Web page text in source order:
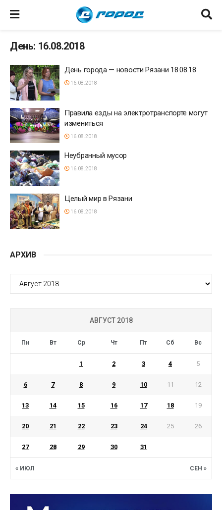
День: 16.08.2018
День города — новости Рязани 18.08.18
16.08.2018
Правила езды на электротранспорте могут
измениться
16.08.2018
Неубранный мусор
16.08.2018
Целый мир в Рязани
16.08.2018
АРХИВ
АРХИВ
АВГУСТ 2018
Пн Вт Ср Чт Пт Сб Вс
« ИЮЛ СЕН »
1 2 3 4 5
6 7 8 9 10 11 12
13 14 15 16 17 18 19
20 21 22 23 24 25 26
27 28 29 30 31